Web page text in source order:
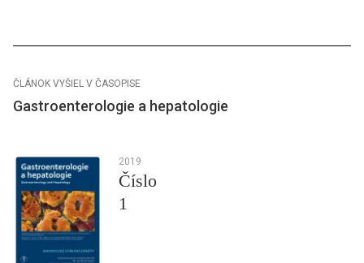
ČLÁNOK VYŠIEL V ČASOPISE
Gastroenterologie a hepatologie
2019
Číslo
1